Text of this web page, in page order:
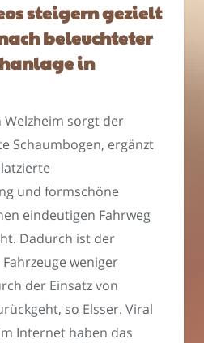
steigern gezielt
beleuchteter
in
Welzheim sorgt der
Schaumbogen, ergänzt
und formschöne
eindeutigen Fahrweg
Dadurch ist der
weniger
der Einsatz von
so Elsser. Viral
Internet haben das